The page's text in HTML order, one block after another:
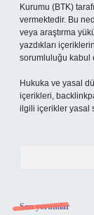
Kurumu (BTK)
vermektedir. Bu
veya araştırma
yazdıkları
sorumluluğu kabul
Hukuka ve yasal
içerikleri,
ilgili içerikler yasal
Son yorumlar